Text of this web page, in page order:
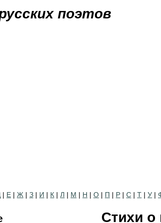
поэтов
| Е | Ж | З | И | К | Л | М | Н | О | П | Р | С | Т | У |
Стихи